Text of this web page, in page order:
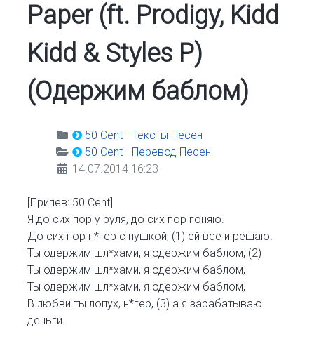
Paper (ft. Prodigy, Kidd
Kidd & Styles P)
(Одержим баблом)
50 Cent - Тексты Песен
50 Cent - Перевод Песен
14.07.2014 16:23
[Припев: 50 Cent]
Я до сих пор у руля, до сих пор гоняю.
До сих пор н*гер с пушкой, (1) ей все и решаю.
Ты одержим шл*хами, я одержим баблом, (2)
Ты одержим шл*хами, я одержим баблом,
Ты одержим шл*хами, я одержим баблом,
В любви ты лопух, н*гер, (3) а я зарабатываю
деньги.